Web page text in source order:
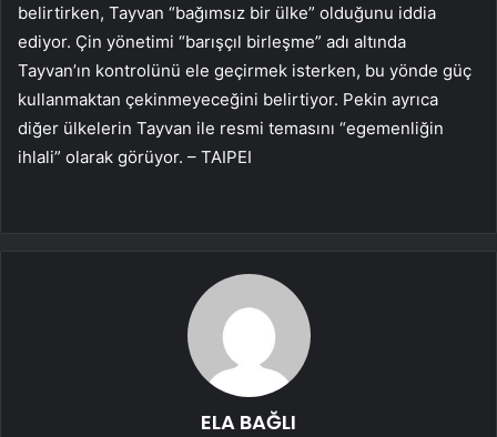
belirtirken, Tayvan “bağımsız bir ülke” olduğunu iddia
ediyor. Çin yönetimi “barışçıl birleşme” adı altında
Tayvan’ın kontrolünü ele geçirmek isterken, bu yönde güç
kullanmaktan çekinmeyeceğini belirtiyor. Pekin ayrıca
diğer ülkelerin Tayvan ile resmi temasını “egemenliğin
ihlali” olarak görüyor. – TAIPEI
ELA BAĞLI